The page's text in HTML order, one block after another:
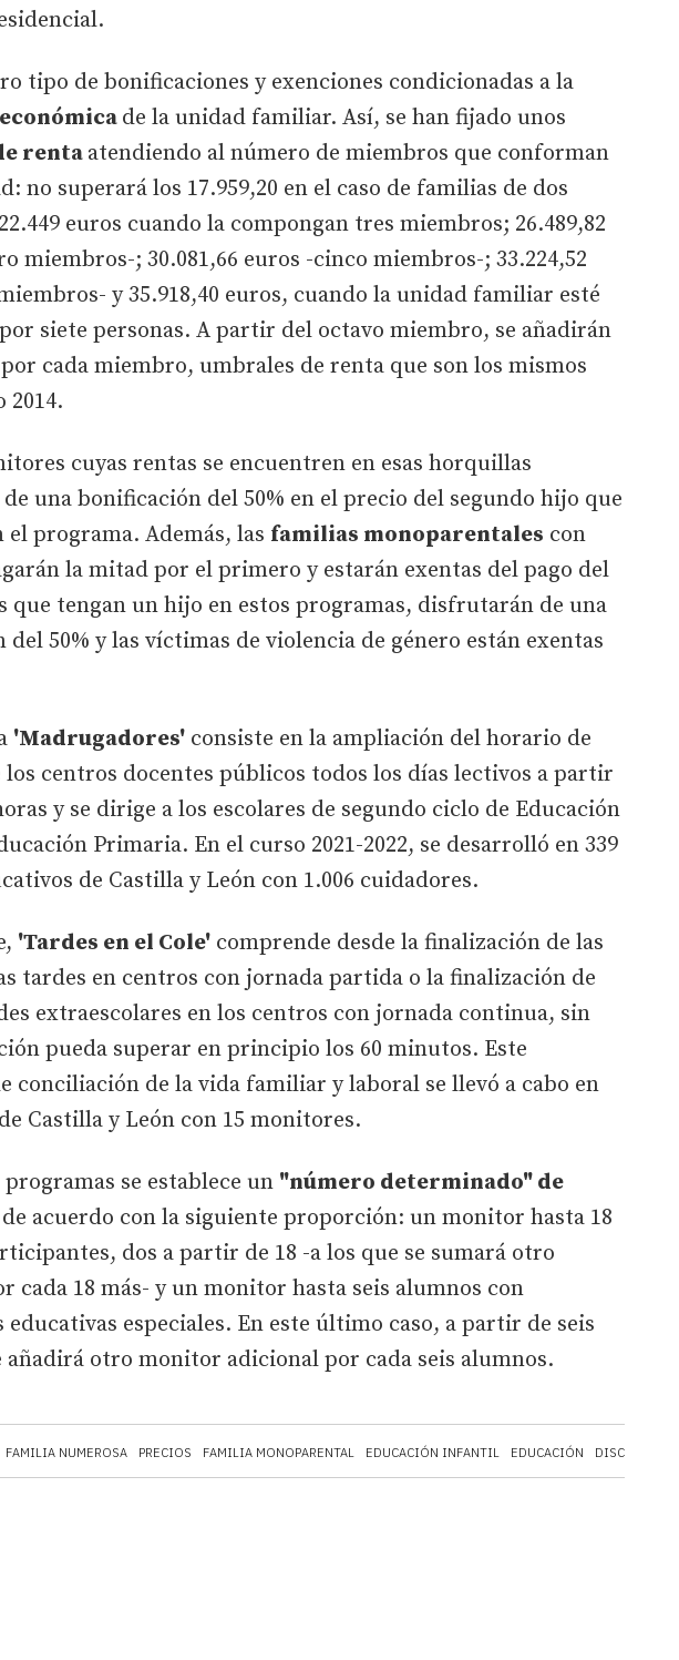
FAMILIA NUMEROSA PRECIOS FAMILIA MONOPARENTAL EDUCACIÓN INFANTIL EDUCACIÓN DISCAPACIDAD
tipo de bonificaciones y exenciones condicionadas a la
de la unidad familiar. Así, se han fijado unos
rentaatendiendo al número de miembros que conforman
no superará los 17.959,20 en el caso de familias de dos
euros cuando la compongan tres miembros; 26.489,82
miembros-; 30.081,66 euros -cinco miembros-; 33.224,52
y 35.918,40 euros, cuando la unidad familiar esté
siete personas. A partir del octavo miembro, se añadirán
por cada miembro, umbrales de renta que son los mismos
2014.
cuyas rentas se encuentren en esas horquillas
una bonificación del 50% en el precio del segundo hijo que
programa. Además, las familias monoparentales con
la mitad por el primero y estarán exentas del pago del
que tengan un hijo en estos programas, disfrutarán de una
50% y las víctimas de violencia de género están exentas
'Madrugadores' consiste en la ampliación del horario de
centros docentes públicos todos los días lectivos a partir
y se dirige a los escolares de segundo ciclo de Educación
Primaria. En el curso 2021-2022, se desarrolló en 339
de Castilla y León con 1.006 cuidadores.
'Tardes en el Cole' comprende desde la finalización de las
tardes en centros con jornada partida o la finalización de
extraescolares en los centros con jornada continua, sin
pueda superar en principio los 60 minutos. Este
conciliación de la vida familiar y laboral se llevó a cabo en
Castilla y León con 15 monitores.
programas se establece un "número determinado" de
de acuerdo con la siguiente proporción: un monitor hasta 18
dos a partir de 18 -a los que se sumará otro
cada 18 más- y un monitor hasta seis alumnos con
educativas especiales. En este último caso, a partir de seis
añadirá otro monitor adicional por cada seis alumnos.